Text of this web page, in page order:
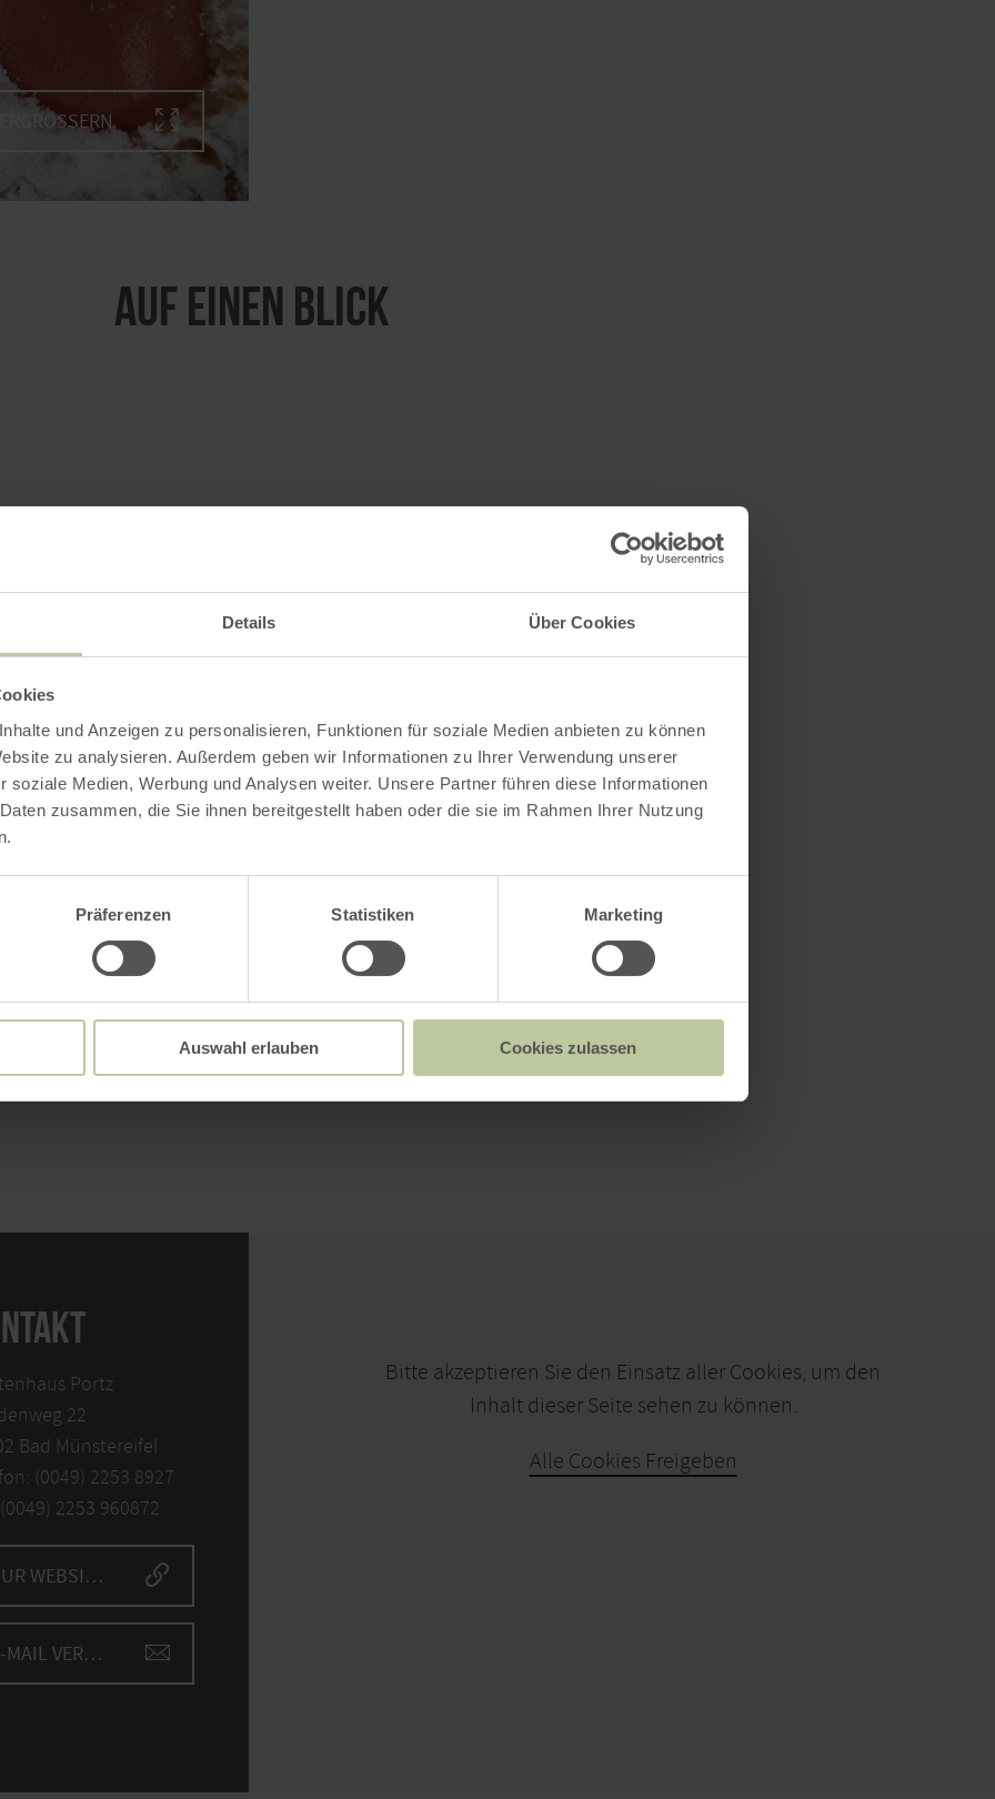
Details Über Cookies
und Anzeigen zu personalisieren, Funktionen für soziale Medien anbieten zu können
zu analysieren. Außerdem geben wir Informationen zu Ihrer Verwendung unserer
soziale Medien, Werbung und Analysen weiter. Unsere Partner führen diese Informationen
zusammen, die Sie ihnen bereitgestellt haben oder die sie im Rahmen Ihrer Nutzung
Präferenzen Statistiken Marketing
Auswahl erlauben Cookies zulassen
Auf einen Blick
Portz
22
Bad Münstereifel
(0049) 2253 8927
2253 960872
ZUR WEBSITE
E-MAIL VERFASSEN
Bitte akzeptieren Sie den Einsatz aller Cookies, um den
Inhalt dieser Seite sehen zu können.
Alle Cookies Freigeben